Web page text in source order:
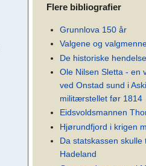
Flere bibliografier
Grunnlova 150 år
Valgene og
De historiske
Ole Nilsen Sletta - en
ved Onstad sund i
militærstellet før 1814
Eidsvoldsmannen
Hjørundfjord i krigen
Da statskassen
Hadeland